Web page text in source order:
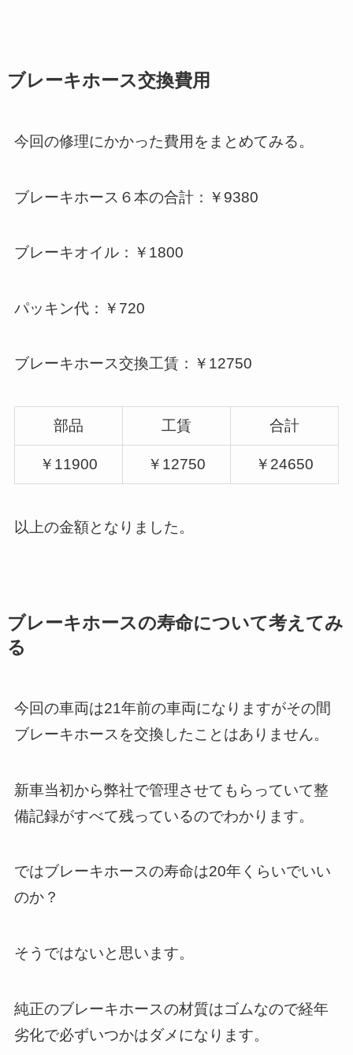
ブレーキホース交換費用
今回の修理にかかった費用をまとめてみる。
ブレーキホース６本の合計：￥9380
ブレーキオイル：￥1800
パッキン代：￥720
ブレーキホース交換工賃：￥12750
部品 工賃 合計
￥11900 ￥12750 ￥24650
以上の金額となりました。
ブレーキホースの寿命について考えてみ
る
今回の車両は21年前の車両になりますがその間
ブレーキホースを交換したことはありません。
新車当初から弊社で管理させてもらっていて整
備記録がすべて残っているのでわかります。
ではブレーキホースの寿命は20年くらいでいい
のか？
そうではないと思います。
純正のブレーキホースの材質はゴムなので経年
劣化で必ずいつかはダメになります。